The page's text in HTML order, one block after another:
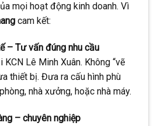
mọi hoạt động kinh doanh. Vì
cam kết:
– Tư vấn đúng nhu cầu
Lê Minh Xuân. Không “vẽ
thiết bị. Đưa ra cấu hình phù
nhà xưởng, hoặc nhà máy.
– chuyên nghiệp